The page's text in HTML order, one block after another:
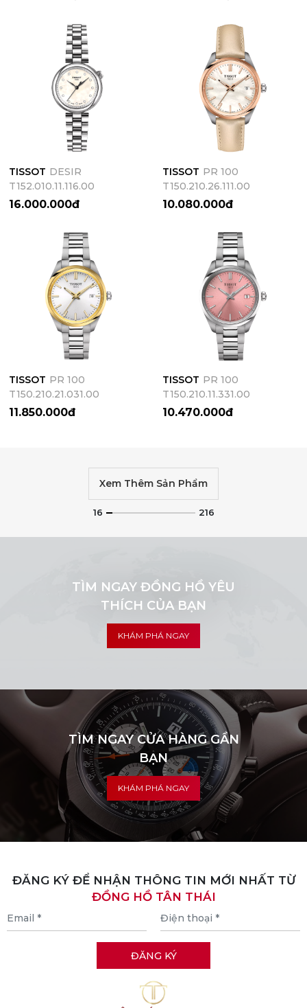
TISSOT DESIR
T152.010.11.116.00
16.000.000đ
TISSOT PR 100
T150.210.26.111.00
10.080.000đ
TISSOT PR 100
T150.210.21.031.00
11.850.000đ
TISSOT PR 100
T150.210.11.331.00
10.470.000đ
Xem Thêm Sản Phẩm
16 216
TÌM NGAY ĐỒNG HỒ YÊU
THÍCH CỦA BẠN
KHÁM PHÁ NGAY
TÌM NGAY CỬA HÀNG GẦN
BẠN
KHÁM PHÁ NGAY
ĐĂNG KÝ ĐỂ NHẬN THÔNG TIN MỚI NHẤT TỪ
ĐỒNG HỒ TÂN THÁI